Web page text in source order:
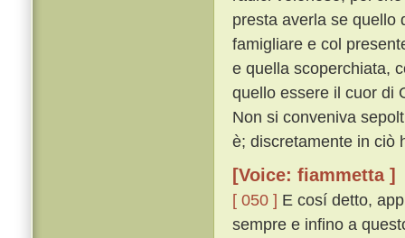
presta averla se
famigliare e col
e quella scoperchiata,
quello essere il cuor di
Non si conveniva
è; discretamente in ciò
[Voice: fiammetta ]
[ 050 ] E cosí detto,
sempre e infino a